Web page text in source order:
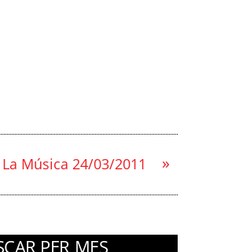
»
Música 24/03/2011